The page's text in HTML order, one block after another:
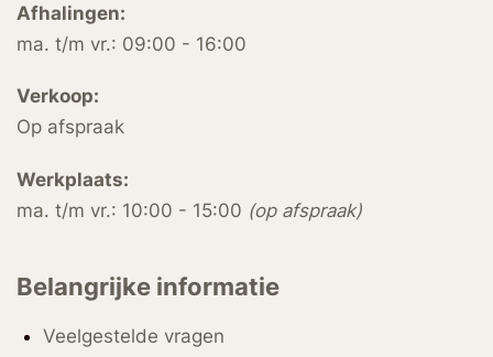
Afhalingen:
ma. t/m vr.: 09:00 - 16:00
Verkoop:
Op afspraak
Werkplaats:
ma. t/m vr.: 10:00 - 15:00 (op afspraak)
Belangrijke informatie
Veelgestelde vragen